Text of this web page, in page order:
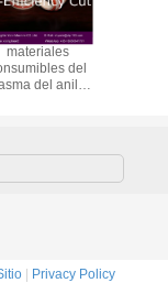
materiales
del
del anillo
HSD130
| Privacy Policy